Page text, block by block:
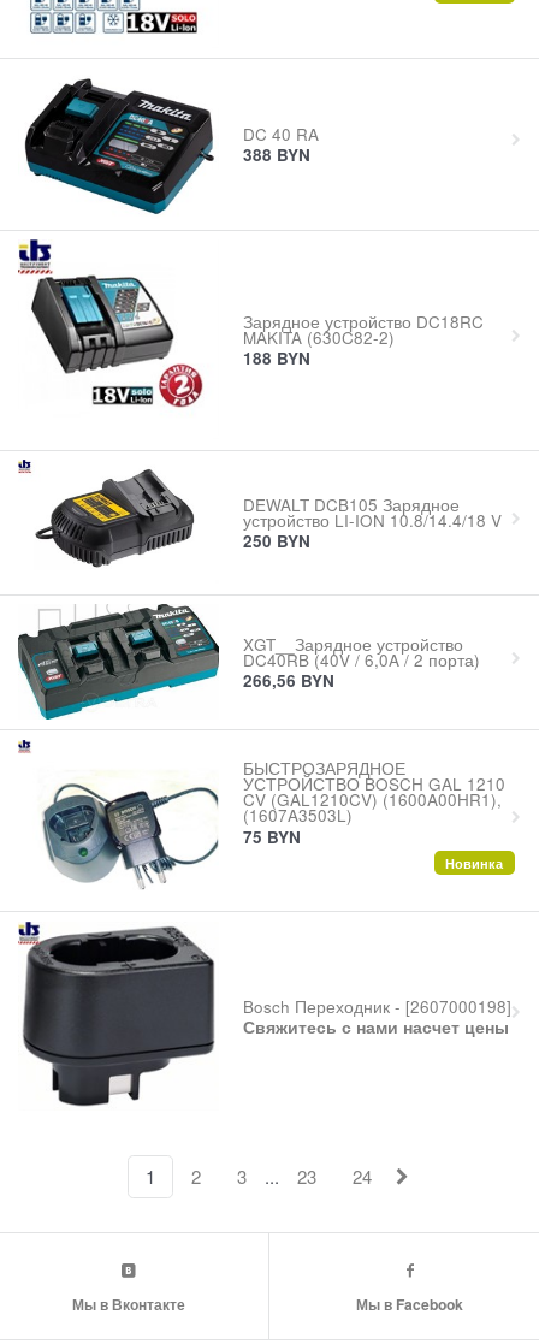
DC 40 RA
388 BYN
Зарядное устройство DC18RC
MAKITA (630C82-2)
188 BYN
DEWALT DCB105 Зарядное
устройство LI-ION 10.8/14.4/18 V
250 BYN
XGT__Зарядное устройство
DC40RB (40V / 6,0A / 2 порта)
266,56 BYN
БЫСТРОЗАРЯДНОЕ
УСТРОЙСТВО BOSCH GAL 1210
CV (GAL1210CV) (1600A00HR1),
(1607A3503L)
75 BYN
Новинка
Bosch Переходник - [2607000198]
Свяжитесь с нами насчет цены
1 2 3 ... 23 24
Мы в Вконтакте Мы в Facebook